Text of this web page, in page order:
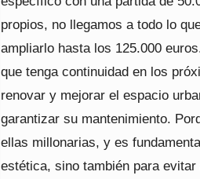
propios, no llegamos a todo lo
ampliarlo hasta los 125.000
que tenga continuidad en los
renovar y mejorar el espacio
garantizar su mantenimiento.
ellas millonarias, y es
estética, sino también para